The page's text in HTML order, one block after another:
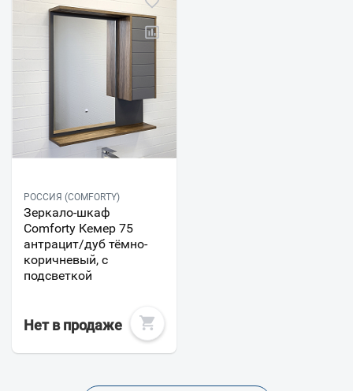
РОССИЯ (COMFORTY)
Зеркало-шкаф
Comforty Кемер 75
антрацит/дуб тёмно-
коричневый, с
подсветкой
Нет в продаже